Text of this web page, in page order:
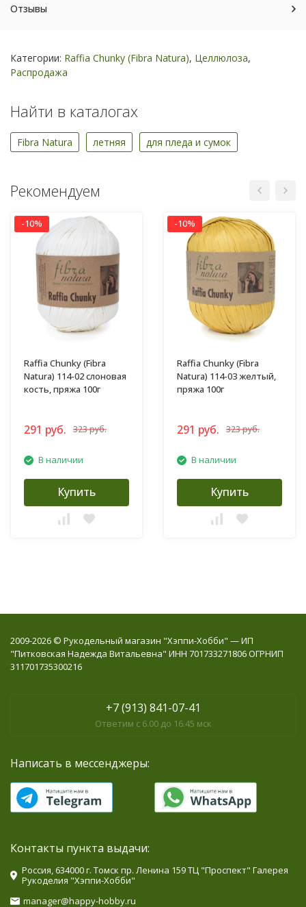
Отзывы
Категории: Raffia Chunky (Fibra Natura), Целлюлоза,
Распродажа
Найти в каталогах
Fibra Natura летняя для пледа и сумок
Рекомендуем
-10%
Raffia Chunky (Fibra
Natura) 114-02 слоновая
кость, пряжа 100г
291 руб. 323 руб.
В наличии
Купить
-10%
Raffia Chunky (Fibra
Natura) 114-03 желтый,
пряжа 100г
291 руб. 323 руб.
В наличии
Купить
2009-2026 © Рукодельный магазин "Хэппи-Хобби" — ИП
"Питковская Надежда Витальевна" ИНН 701733271806 ОГРНИП
311701735300216
+7 (913) 841-07-41
Ответим с 6.00 до 16.45 мск
Написать в мессенджеры:
Контакты пункта выдачи:
Россия, 634000 г. Томск пр. Ленина 159 ТЦ "Проспект" Галерея
Рукоделия "Хэппи-Хобби"
manager@happy-hobby.ru